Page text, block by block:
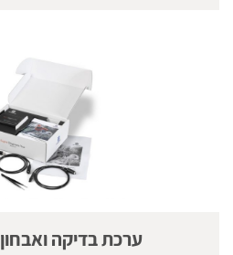
ערכת בדיקה ואבחון AutoTune